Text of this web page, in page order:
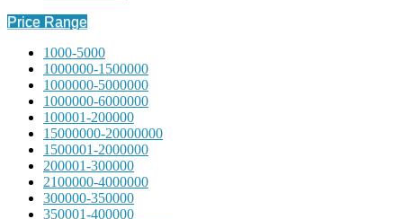
Price Range
1000-5000
1000000-1500000
1000000-5000000
1000000-6000000
100001-200000
15000000-20000000
1500001-2000000
200001-300000
2100000-4000000
300000-350000
350001-400000